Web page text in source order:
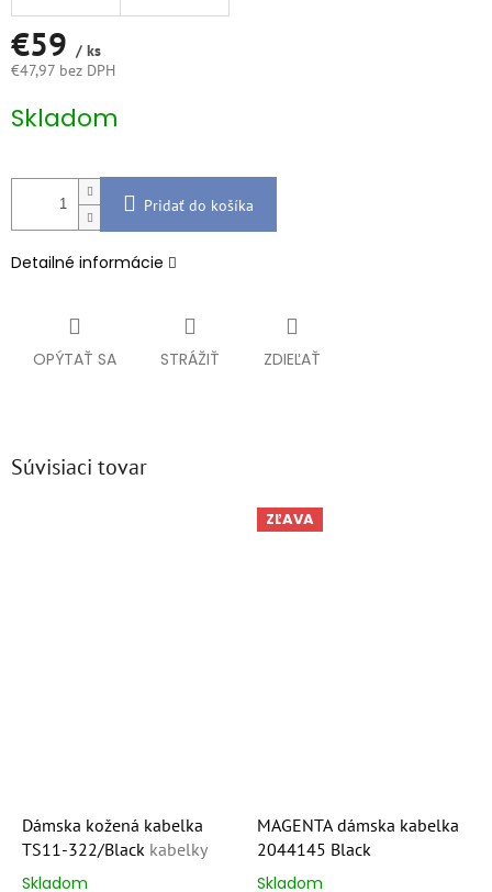
€59 / ks
€47,97 bez DPH
cena:
Skladom
Pridať do košíka
Detailné informácie
OPÝTAŤ SA STRÁŽIŤ ZDIEĽAŤ
Súvisiaci tovar
Dámska kožená kabelka
TS11-322/Black kabelky
Priemerné
Skladom
ZĽAVA
MAGENTA dámska kabelka
2044145 Black
Priemerné
Skladom